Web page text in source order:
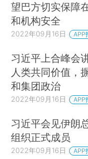
望巴方切实保障
和机构安全
2022年09月16日 APP
习近平上合峰会
人类共同价值，
和集团政治
2022年09月16日 APP
习近平会见伊朗
组织正式成员
2022年09月16日 APP